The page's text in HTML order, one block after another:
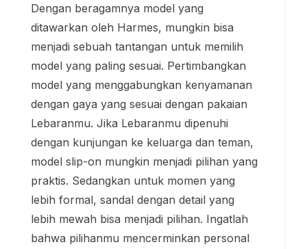
Dengan beragamnya model yang
ditawarkan oleh Harmes, mungkin bisa
menjadi sebuah tantangan untuk memilih
model yang paling sesuai. Pertimbangkan
model yang menggabungkan kenyamanan
dengan gaya yang sesuai dengan pakaian
Lebaranmu. Jika Lebaranmu dipenuhi
dengan kunjungan ke keluarga dan teman,
model slip-on mungkin menjadi pilihan yang
praktis. Sedangkan untuk momen yang
lebih formal, sandal dengan detail yang
lebih mewah bisa menjadi pilihan. Ingatlah
bahwa pilihanmu mencerminkan personal